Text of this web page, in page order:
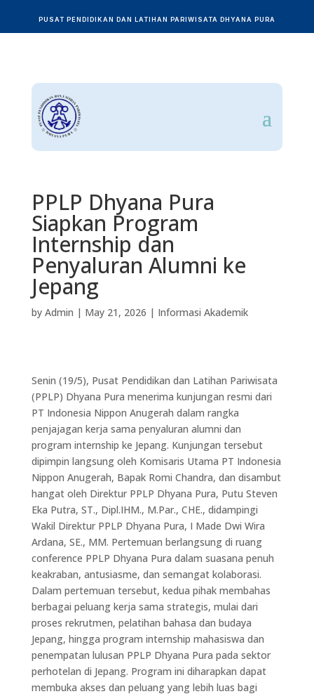
PUSAT PENDIDIKAN DAN LATIHAN PARIWISATA DHYANA PURA
PPLP Dhyana Pura
Siapkan Program
Internship dan
Penyaluran Alumni ke
Jepang
by Admin | May 21, 2026 | Informasi Akademik
Senin (19/5), Pusat Pendidikan dan Latihan Pariwisata
(PPLP) Dhyana Pura menerima kunjungan resmi dari
PT Indonesia Nippon Anugerah dalam rangka
penjajagan kerja sama penyaluran alumni dan
program internship ke Jepang. Kunjungan tersebut
dipimpin langsung oleh Komisaris Utama PT Indonesia
Nippon Anugerah, Bapak Romi Chandra, dan disambut
hangat oleh Direktur PPLP Dhyana Pura, Putu Steven
Eka Putra, ST., Dipl.IHM., M.Par., CHE., didampingi
Wakil Direktur PPLP Dhyana Pura, I Made Dwi Wira
Ardana, SE., MM. Pertemuan berlangsung di ruang
conference PPLP Dhyana Pura dalam suasana penuh
keakraban, antusiasme, dan semangat kolaborasi.
Dalam pertemuan tersebut, kedua pihak membahas
berbagai peluang kerja sama strategis, mulai dari
proses rekrutmen, pelatihan bahasa dan budaya
Jepang, hingga program internship mahasiswa dan
penempatan lulusan PPLP Dhyana Pura pada sektor
perhotelan di Jepang. Program ini diharapkan dapat
membuka akses dan peluang yang lebih luas bagi